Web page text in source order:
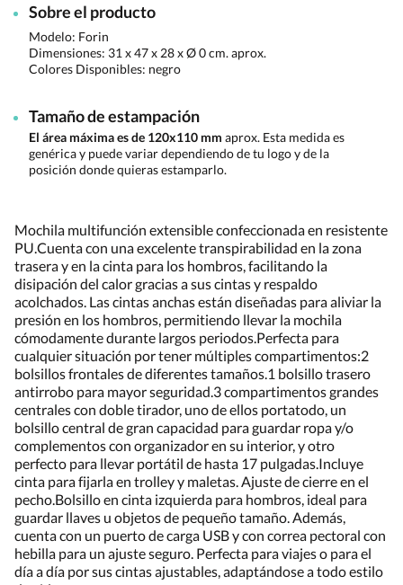
Sobre el producto
Modelo: Forin
Dimensiones: 31 x 47 x 28 x Ø 0 cm. aprox.
Colores Disponibles: negro
Tamaño de estampación
El área máxima es de 120x110 mm aprox. Esta medida es
genérica y puede variar dependiendo de tu logo y de la
posición donde quieras estamparlo.
Mochila multifunción extensible confeccionada en resistente
PU.Cuenta con una excelente transpirabilidad en la zona
trasera y en la cinta para los hombros, facilitando la
disipación del calor gracias a sus cintas y respaldo
acolchados. Las cintas anchas están diseñadas para aliviar la
presión en los hombros, permitiendo llevar la mochila
cómodamente durante largos periodos.Perfecta para
cualquier situación por tener múltiples compartimentos:2
bolsillos frontales de diferentes tamaños.1 bolsillo trasero
antirrobo para mayor seguridad.3 compartimentos grandes
centrales con doble tirador, uno de ellos portatodo, un
bolsillo central de gran capacidad para guardar ropa y/o
complementos con organizador en su interior, y otro
perfecto para llevar portátil de hasta 17 pulgadas.Incluye
cinta para fijarla en trolley y maletas. Ajuste de cierre en el
pecho.Bolsillo en cinta izquierda para hombros, ideal para
guardar llaves u objetos de pequeño tamaño. Además,
cuenta con un puerto de carga USB y con correa pectoral con
hebilla para un ajuste seguro. Perfecta para viajes o para el
día a día por sus cintas ajustables, adaptándose a todo estilo